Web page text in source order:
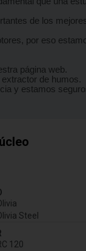
de los
por eso
página web.
de humos.
y estamos
Steel
120